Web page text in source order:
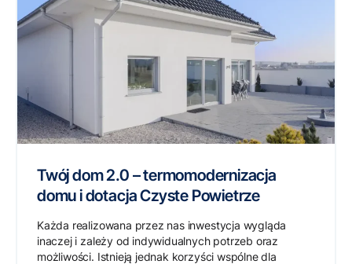
Twój dom 2.0 – termomodernizacja
domu i dotacja Czyste Powietrze
Każda realizowana przez nas inwestycja wygląda
inaczej i zależy od indywidualnych potrzeb oraz
możliwości. Istnieją jednak korzyści wspólne dla